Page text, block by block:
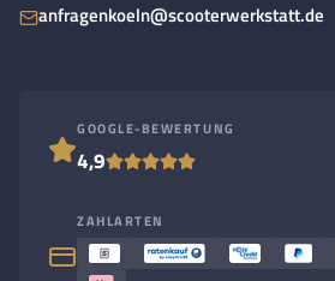
anfragenkoeln@scooterwerkstatt.de
GOOGLE-BEWERTUNG
4,9
ZAHLARTEN